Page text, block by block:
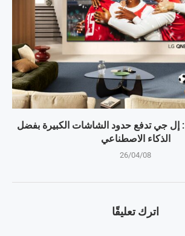
QNED evo 2026 : إل جي تدفع حدود الشاشات الكبيرة بفضل
الذكاء الاصطناعي
26/04/08
اترك تعليقًا